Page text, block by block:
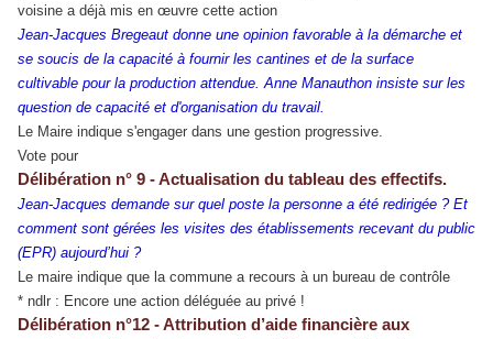
voisine a déjà mis en œuvre cette action
Jean-Jacques Bregeaut donne une opinion favorable à la démarche et
se soucis de la capacité à fournir les cantines et de la surface
cultivable pour la production attendue. Anne Manauthon insiste sur les
question de capacité et d'organisation du travail.
Le Maire indique s'engager dans une gestion progressive.
Vote pour
Délibération n° 9 - Actualisation du tableau des effectifs.
Jean-Jacques demande sur quel poste la personne a été redirigée ? Et
comment sont gérées les visites des établissements recevant du public
(EPR) aujourd’hui ?
Le maire indique que la commune a recours à un bureau de contrôle
* ndlr : Encore une action déléguée au privé !
Délibération n°12 - Attribution d’aide financière aux